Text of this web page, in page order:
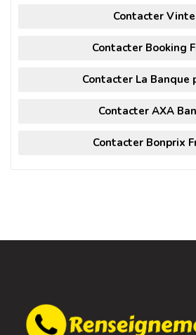
Contacter
Contacter Booking
Contacter La Banque
Contacter AXA
Contacter Bonprix